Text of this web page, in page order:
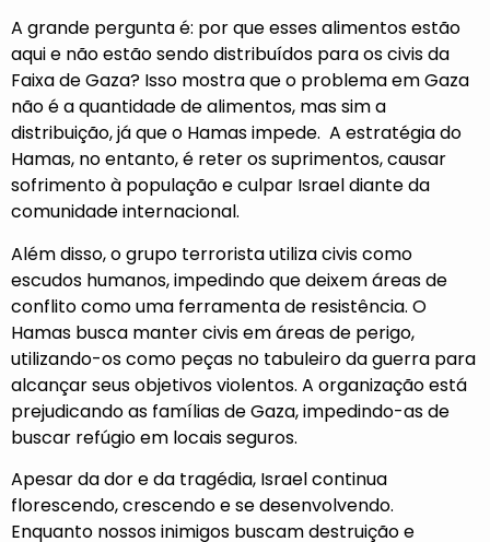
A grande pergunta é: por que esses alimentos estão
aqui e não estão sendo distribuídos para os civis da
Faixa de Gaza? Isso mostra que o problema em Gaza
não é a quantidade de alimentos, mas sim a
distribuição, já que o Hamas impede. A estratégia do
Hamas, no entanto, é reter os suprimentos, causar
sofrimento à população e culpar Israel diante da
comunidade internacional.
Além disso, o grupo terrorista utiliza civis como
escudos humanos, impedindo que deixem áreas de
conflito como uma ferramenta de resistência. O
Hamas busca manter civis em áreas de perigo,
utilizando-os como peças no tabuleiro da guerra para
alcançar seus objetivos violentos. A organização está
prejudicando as famílias de Gaza, impedindo-as de
buscar refúgio em locais seguros.
Apesar da dor e da tragédia, Israel continua
florescendo, crescendo e se desenvolvendo.
Enquanto nossos inimigos buscam destruição e